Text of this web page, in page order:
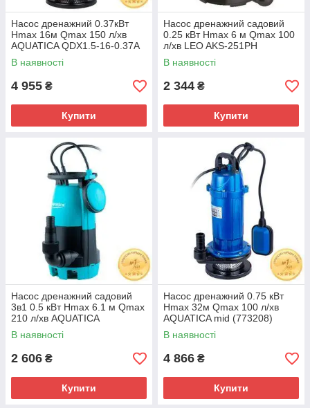
Насос дренажний 0.37кВт
Hmax 16м Qmax 150 л/хв
AQUATICA QDX1.5-16-0.37A
(773231)
В наявності
4 955 ₴
Купити
Насос дренажний садовий
0.25 кВт Hmax 6 м Qmax 100
л/хв LEO AKS-251PH
(773145)
В наявності
2 344 ₴
Купити
Насос дренажний садовий
3в1 0.5 кВт Hmax 6.1 м Qmax
210 л/хв AQUATICA
XKJa500E (773133)
В наявності
2 606 ₴
Купити
Насос дренажний 0.75 кВт
Hmax 32м Qmax 100 л/хв
AQUATICA mid (773208)
В наявності
4 866 ₴
Купити